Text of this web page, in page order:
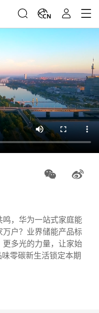
CN
，华为一站式家庭能
户？业界储能产品标
多光的力量，让家始
零碳新生活锁定本期